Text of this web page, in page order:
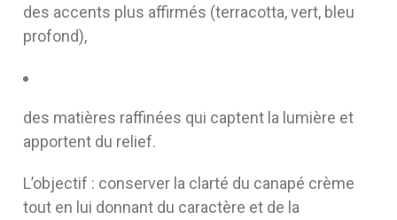
des accents plus affirmés (terracotta, vert, bleu
profond),
des matières raffinées qui captent la lumière et
apportent du relief.
L’objectif : conserver la clarté du canapé crème
tout en lui donnant du caractère et de la